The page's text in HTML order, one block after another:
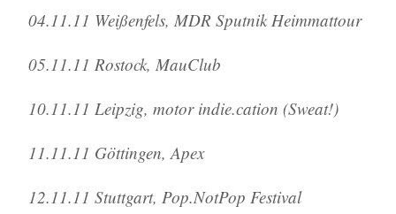
04.11.11 Weißenfels, MDR Sputnik Heimmattour
05.11.11 Rostock, MauClub
10.11.11 Leipzig, motor indie.cation (Sweat!)
11.11.11 Göttingen, Apex
12.11.11 Stuttgart, Pop.NotPop Festival